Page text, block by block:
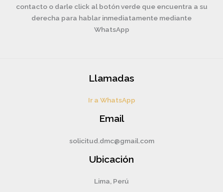
contacto o darle click al botón verde que encuentra a su
derecha para hablar inmediatamente mediante
WhatsApp
Llamadas
Ir a WhatsApp
Email
solicitud.dmc@gmail.com
Ubicación
Lima, Perú